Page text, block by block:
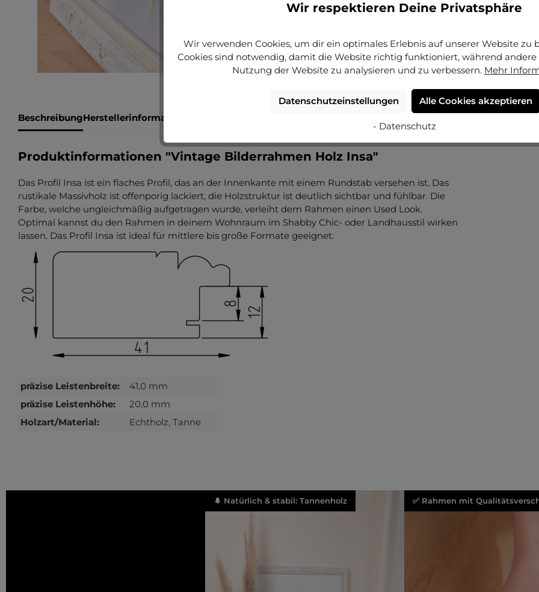
BeschreibungHerstellerinformationen
Produktinformationen "Vintage Bilderrahmen Holz Insa"
Das Profil Insa ist ein flaches Profil, das an der Innenkante mit einem Rundstab versehen ist. Das
rustikale Massivholz ist offenporig lackiert, die Holzstruktur ist deutlich sichtbar und fühlbar. Die
Farbe, welche ungleichmäßig aufgetragen wurde, verleiht dem Rahmen einen Used Look.
Optimal kannst du den Rahmen in deinem Wohnraum im Shabby Chic- oder Landhausstil wirken
lassen. Das Profil Insa ist ideal für mittlere bis große Formate geeignet.
präzise Leistenbreite:
41,0 mm
präzise Leistenhöhe:
20,0 mm
Holzart/Material:
Echtholz, Tanne
🌲 Natürlich & stabil: Tannenholz ✅ Rahmen mit
Wir respektieren Deine Privatsphäre
Wir verwenden Cookies, um dir ein optimales Erlebnis auf unserer Website zu
Cookies sind notwendig, damit die Website richtig funktioniert, während andere
Nutzung der Website zu analysieren und zu verbessern. Mehr
Datenschutzeinstellungen Alle Cookies akzeptieren
- Datenschutz